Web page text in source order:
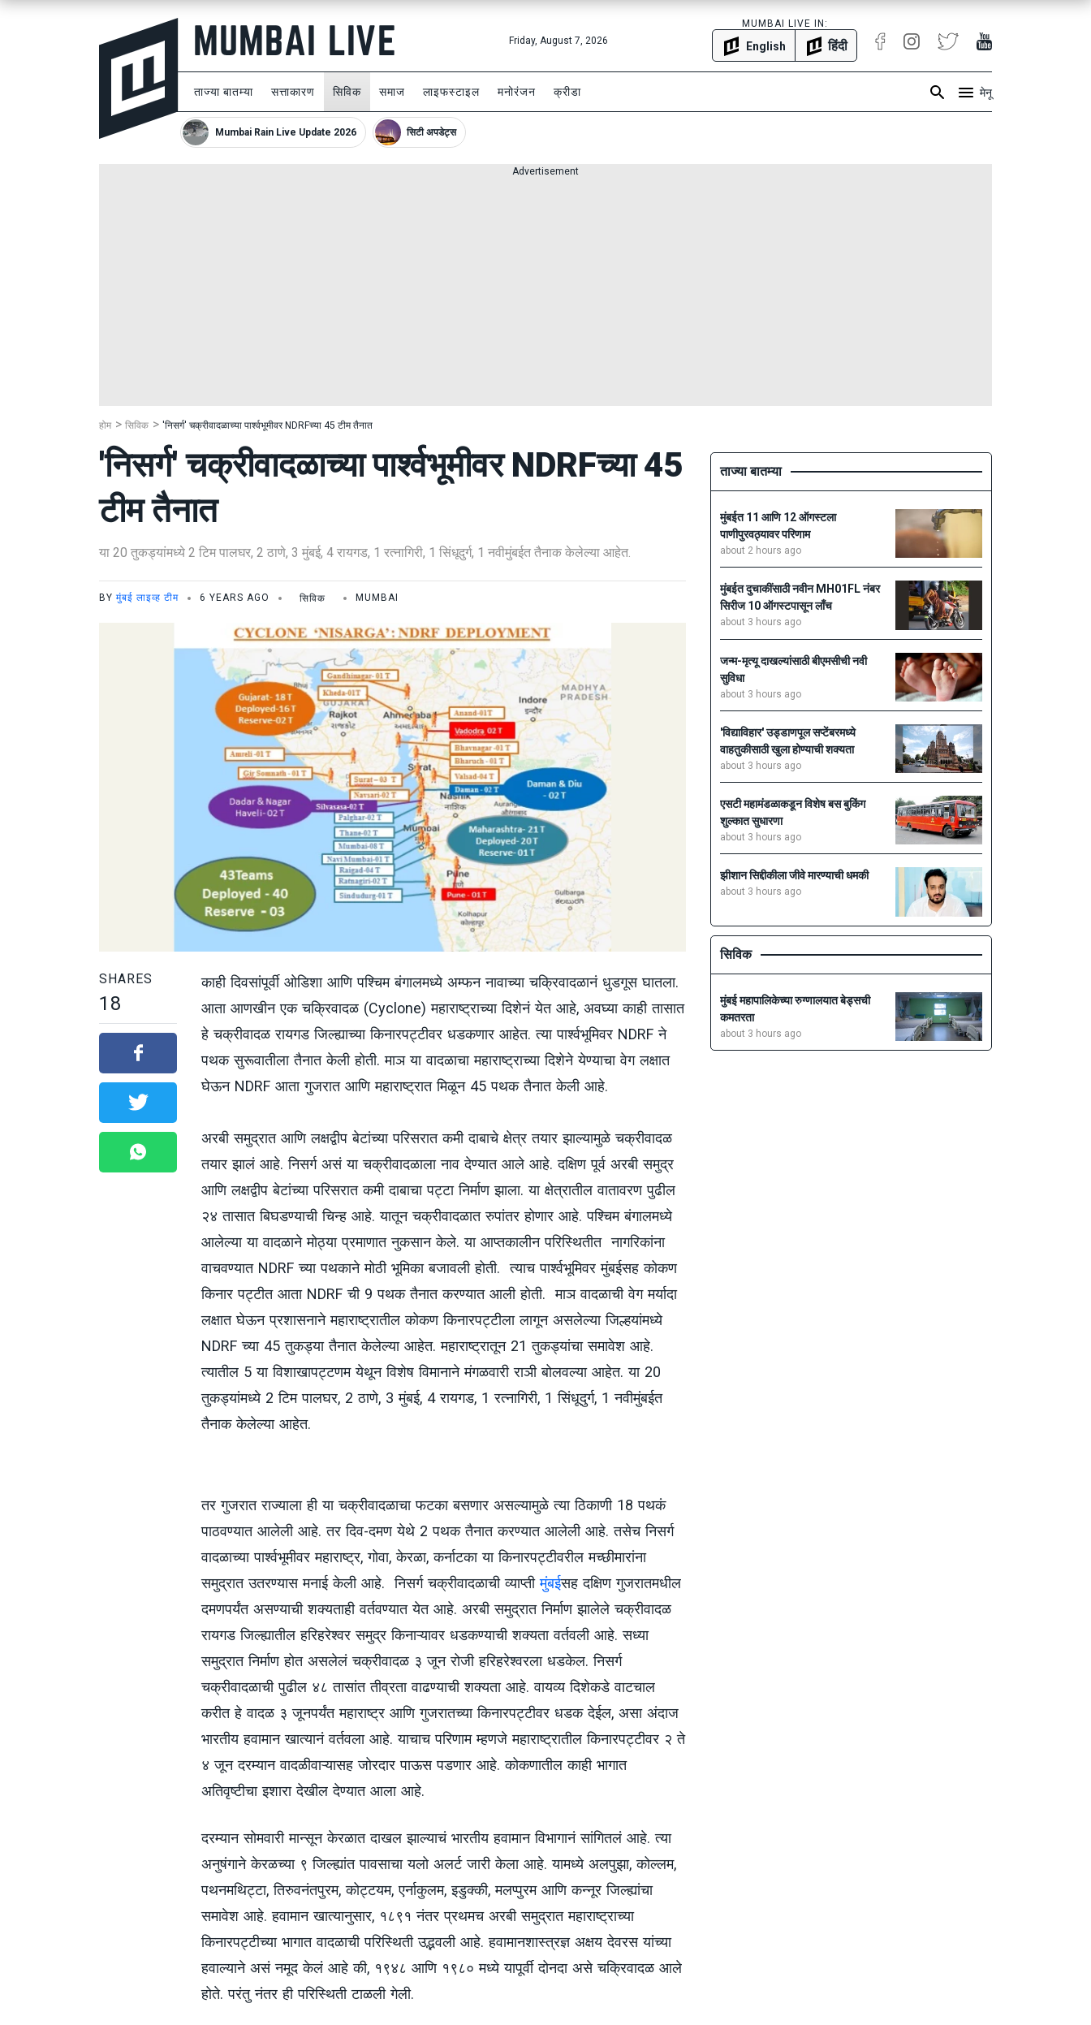
Friday, August 7, 2026
MUMBAI LIVE IN:
English हिंदी
ताज्या बातम्या सत्ताकारण सिविक समाज लाइफस्टाइल मनोरंजन क्रीडा मेनू
Mumbai Rain Live Update 2026 सिटी अपडेट्स
Advertisement
होम सिविक 'निसर्ग' चक्रीवादळाच्या पार्श्वभूमीवर NDRFच्या 45 टीम तैनात
'निसर्ग' चक्रीवादळाच्या पार्श्वभूमीवर NDRFच्या 45
टीम तैनात
या 20 तुकड्यांमध्ये 2 टिम पालघर, 2 ठाणे, 3 मुंबई, 4 रायगड, 1 रत्नागिरी, 1 सिंधूदुर्ग, 1 नवीमुंबईत तैनाक केलेल्या आहेत.
BY मुंबई लाइव्ह टीम 6 YEARS AGO सिविक MUMBAI
SHARES
18
काही दिवसांपूर्वी ओडिशा आणि पश्चिम बंगालमध्ये अम्फन नावाच्या चक्रिवादळानं धुडगूस घातला.
आता आणखीन एक चक्रिवादळ (Cyclone) महाराष्ट्राच्या दिशेनं येत आहे, अवघ्या काही तासात
हे चक्रीवादळ रायगड जिल्ह्याच्या किनारपट्टीवर धडकणार आहेत. त्या पार्श्वभूमिवर NDRF ने
पथक सुरूवातीला तैनात केली होती. माञ या वादळाचा महाराष्ट्राच्या दिशेने येण्याचा वेग लक्षात
घेऊन NDRF आता गुजरात आणि महाराष्ट्रात मिळून 45 पथक तैनात केली आहे.
अरबी समुद्रात आणि लक्षद्वीप बेटांच्या परिसरात कमी दाबाचे क्षेत्र तयार झाल्यामुळे चक्रीवादळ
तयार झालं आहे. निसर्ग असं या चक्रीवादळाला नाव देण्यात आले आहे. दक्षिण पूर्व अरबी समुद्र
आणि लक्षद्वीप बेटांच्या परिसरात कमी दाबाचा पट्टा निर्माण झाला. या क्षेत्रातील वातावरण पुढील
२४ तासात बिघडण्याची चिन्ह आहे. यातून चक्रीवादळात रुपांतर होणार आहे. पश्चिम बंगालमध्ये
आलेल्या या वादळाने मोठ्या प्रमाणात नुकसान केले. या आप्तकालीन परिस्थितीत नागरिकांना
वाचवण्यात NDRF च्या पथकाने मोठी भूमिका बजावली होती. त्याच पार्श्वभूमिवर मुंबईसह कोकण
किनार पट्टीत आता NDRF ची 9 पथक तैनात करण्यात आली होती. माञ वादळाची वेग मर्यादा
लक्षात घेऊन प्रशासनाने महाराष्ट्रातील कोकण किनारपट्टीला लागून असलेल्या जिल्हयांमध्ये
NDRF च्या 45 तुकड्या तैनात केलेल्या आहेत. महाराष्ट्रातून 21 तुकड्यांचा समावेश आहे.
त्यातील 5 या विशाखापट्टणम येथून विशेष विमानाने मंगळवारी राञी बोलवल्या आहेत. या 20
तुकड्यांमध्ये 2 टिम पालघर, 2 ठाणे, 3 मुंबई, 4 रायगड, 1 रत्नागिरी, 1 सिंधूदुर्ग, 1 नवीमुंबईत
तैनाक केलेल्या आहेत.
तर गुजरात राज्याला ही या चक्रीवादळाचा फटका बसणार असल्यामुळे त्या ठिकाणी 18 पथकं
पाठवण्यात आलेली आहे. तर दिव-दमण येथे 2 पथक तैनात करण्यात आलेली आहे. तसेच निसर्ग
वादळाच्या पार्श्वभूमीवर महाराष्ट्र, गोवा, केरळा, कर्नाटका या किनारपट्टीवरील मच्छीमारांना
समुद्रात उतरण्यास मनाई केली आहे. निसर्ग चक्रीवादळाची व्याप्तीमुंबईसह दक्षिण गुजरातमधील
दमणपर्यंत असण्याची शक्यताही वर्तवण्यात येत आहे. अरबी समुद्रात निर्माण झालेले चक्रीवादळ
रायगड जिल्ह्यातील हरिहरेश्वर समुद्र किनाऱ्यावर धडकण्याची शक्यता वर्तवली आहे. सध्या
समुद्रात निर्माण होत असलेलं चक्रीवादळ ३ जून रोजी हरिहरेश्वरला धडकेल. निसर्ग
चक्रीवादळाची पुढील ४८ तासांत तीव्रता वाढण्याची शक्यता आहे. वायव्य दिशेकडे वाटचाल
करीत हे वादळ ३ जूनपर्यंत महाराष्ट्र आणि गुजरातच्या किनारपट्टीवर धडक देईल, असा अंदाज
भारतीय हवामान खात्यानं वर्तवला आहे. याचाच परिणाम म्हणजे महाराष्ट्रातील किनारपट्टीवर २ ते
४ जून दरम्यान वादळीवाऱ्यासह जोरदार पाऊस पडणार आहे. कोकणातील काही भागात
अतिवृष्टीचा इशारा देखील देण्यात आला आहे.
दरम्यान सोमवारी मान्सून केरळात दाखल झाल्याचं भारतीय हवामान विभागानं सांगितलं आहे. त्या
अनुषंगाने केरळच्या ९ जिल्ह्यांत पावसाचा यलो अलर्ट जारी केला आहे. यामध्ये अलपुझा, कोल्लम,
पथनमथिट्टा, तिरुवनंतपुरम, कोट्टयम, एर्नाकुलम, इडुक्की, मलप्पुरम आणि कन्नूर जिल्ह्यांचा
समावेश आहे. हवामान खात्यानुसार, १८९१ नंतर प्रथमच अरबी समुद्रात महाराष्ट्राच्या
किनारपट्टीच्या भागात वादळाची परिस्थिती उद्भवली आहे. हवामानशास्त्रज्ञ अक्षय देवरस यांच्या
हवाल्याने असं नमूद केलं आहे की, १९४८ आणि १९८० मध्ये यापूर्वी दोनदा असे चक्रिवादळ आले
होते. परंतु नंतर ही परिस्थिती टाळली गेली.
ताज्या बातम्या
मुंबईत 11 आणि 12 ऑगस्टला
पाणीपुरवठ्यावर परिणाम
about 2 hours ago
मुंबईत दुचाकींसाठी नवीन MH01FL नंबर
सिरीज 10 ऑगस्टपासून लाँच
about 3 hours ago
जन्म-मृत्यू दाखल्यांसाठी बीएमसीची नवी
सुविधा
about 3 hours ago
'विद्याविहार' उड्डाणपूल सप्टेंबरमध्ये
वाहतुकीसाठी खुला होण्याची शक्यता
about 3 hours ago
एसटी महामंडळाकडून विशेष बस बुकिंग
शुल्कात सुधारणा
about 3 hours ago
झीशान सिद्दीकीला जीवे मारण्याची धमकी
about 3 hours ago
सिविक
मुंबई महापालिकेच्या रुग्णालयात बेड्सची
कमतरता
about 3 hours ago